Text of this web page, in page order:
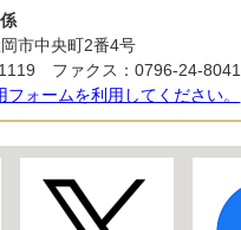
市中央町2番4号
ファクス：0796-24-8041
フォームを利用してください。